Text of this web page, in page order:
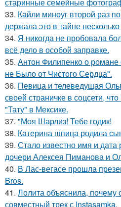
33. Кайли миноуг второй раз
держала это в тайне несколько
34. Я никогда не пробовала
всё дело в особой заправке.
35. Антон Филипенко о
не Было от Чистого Сердца".
36. Певица и телеведущая
своей страничке в соцсети,
"Тату" в Мексике.
37. "Моя Шарлиз! Тебе годик!
38. Катерина шпица родила
39. Стало известно имя и
дочери Алексея Пиманова и
40. В Лас-вегасе прошла
Bros.
41. Лолита объяснила, почему
совместный трек с Instasamka.